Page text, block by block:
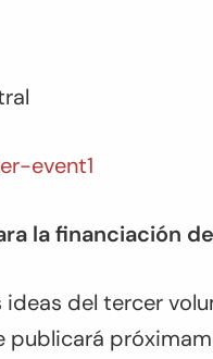
event1
la financiación
del tercer
publicará